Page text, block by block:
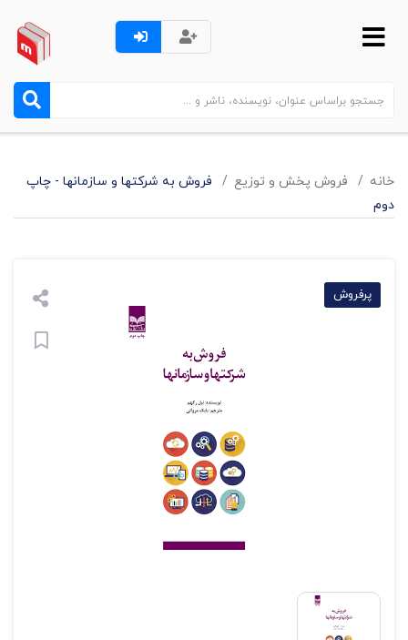
خانه فروش پخش و توزيع
فروش به شرکتها و سازمانها - چاپ
دوم
پرفروش